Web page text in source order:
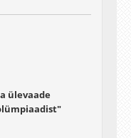
ülevaade